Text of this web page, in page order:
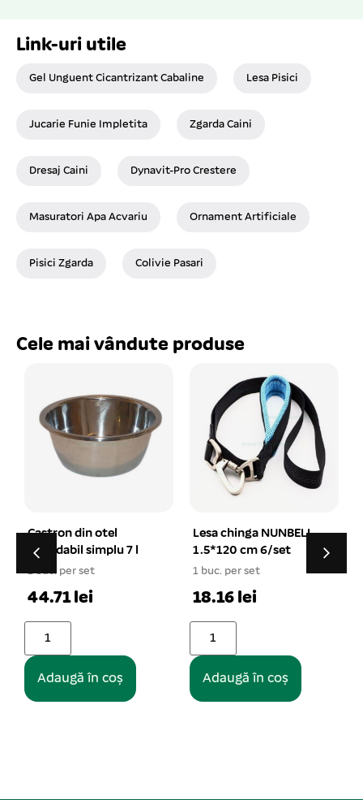
Link-uri utile
Gel Unguent Cicantrizant Cabaline Lesa Pisici
Jucarie Funie Impletita Zgarda Caini
Dresaj Caini Dynavit-Pro Crestere
Masuratori Apa Acvariu Ornament Artificiale
Pisici Zgarda Colivie Pasari
Cele mai vândute produse
din otel
simplu 7 l
set
lei
în coș
Lesa chinga NUNBELL
1.5*120 cm 6/set
1 buc. per set
18.16 lei
Adaugă în coș
Sampon
ulei de